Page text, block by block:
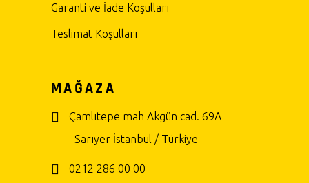
Garanti ve İade Koşulları
Teslimat Koşulları
MAĞAZA
Çamlıtepe mah Akgün cad. 69A
Sarıyer İstanbul / Türkiye
0212 286 00 00